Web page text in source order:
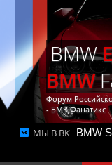
BMW
BMW
Форум
- БМВ Фанатикс
МЫ В ВК BMW